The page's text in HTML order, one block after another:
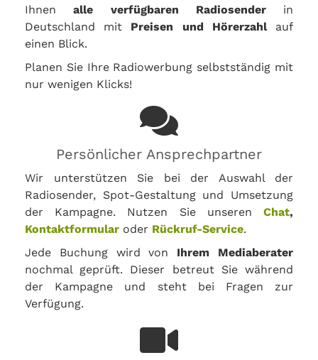
Ihnenalle verfügbaren Radiosenderin
Deutschland mit Preisen und Hörerzahlauf
einen Blick.
Planen Sie Ihre Radiowerbung selbstständig mit
nur wenigen Klicks!
Persönlicher Ansprechpartner
Wir unterstützen Sie bei der Auswahl der
Radiosender, Spot-Gestaltung und Umsetzung
der Kampagne. Nutzen Sie unseren Chat,
Kontaktformular oder Rückruf-Service.
Jede Buchung wird von Ihrem Mediaberater
nochmal geprüft. Dieser betreut Sie während
der Kampagne und steht bei Fragen zur
Verfügung.